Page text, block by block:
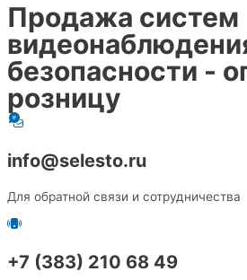
Продажа систем
безопасности -
розницу
info@selesto.ru
Для обратной связи и сотрудничества
+7 (383) 210 68 49